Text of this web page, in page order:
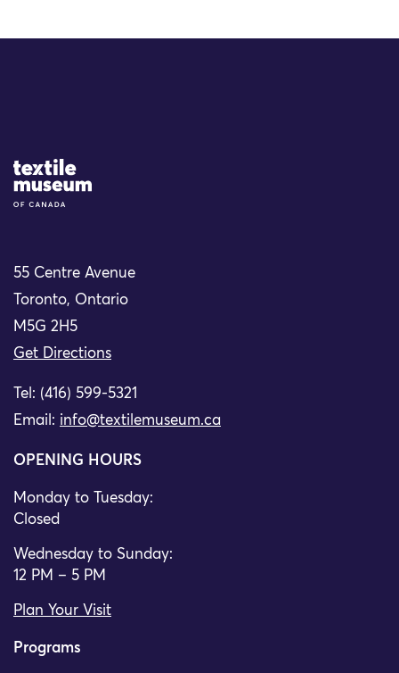
Site Logo
55 Centre Avenue
Toronto, Ontario
M5G 2H5
Get Directions
Tel: (416) 599-5321
Email: info@textilemuseum.ca
OPENING HOURS
Monday to Tuesday:
Closed
Wednesday to Sunday:
12 PM – 5 PM
Plan Your Visit
Programs